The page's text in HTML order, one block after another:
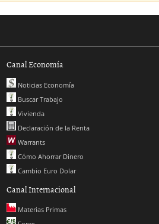
Canal Economía
Noticias Economía
Buscar Trabajo
Vivienda
Declaración de la Renta
Warrants
Cómo Ahorrar Dinero
Cambio Euro Dolar
Canal Internacional
Materias Primas